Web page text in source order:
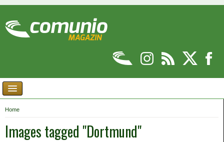
Home
Images tagged "Dortmund"